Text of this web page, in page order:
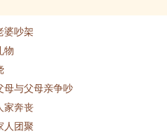
婆吵架
物
母与父母亲争吵
家奔丧
人团聚